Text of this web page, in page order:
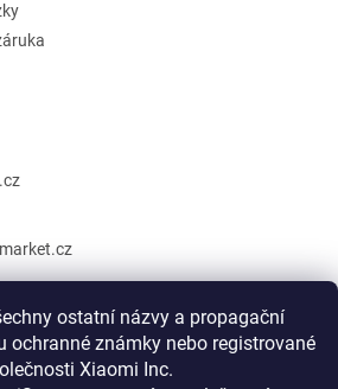
ostatní názvy a propagační
ochranné známky nebo registrované
Xiaomi Inc.
Vytvoril Shoptet